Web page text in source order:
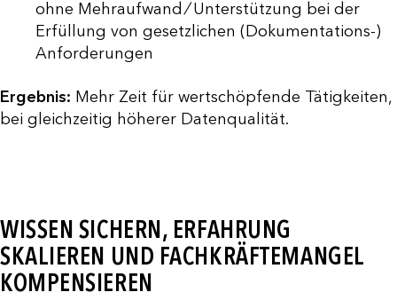
ohne Mehraufwand ⁄ Unterstützung bei der
Erfüllung von gesetzlichen (Dokumentations-)
Anforderungen
Ergebnis: Mehr Zeit für wertschöpfende Tätigkeiten,
bei gleichzeitig höherer Datenqualität.
WISSEN SICHERN, ERFAHRUNG
SKALIEREN UND FACHKRÄFTEMANGEL
KOMPENSIEREN